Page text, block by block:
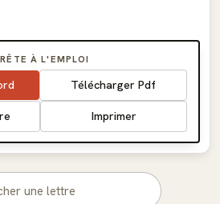
À L'EMPLOI
Télécharger Pdf
Imprimer